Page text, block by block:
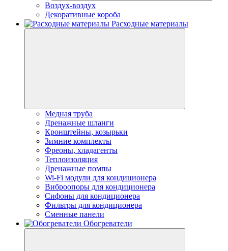
Воздух-воздух
Декоративные короба
Расходные материалы
Медная труба
Дренажные шланги
Кронштейны, козырьки
Зимние комплекты
Фреоны, хладагенты
Теплоизоляция
Дренажные помпы
Wi-Fi модули для кондиционера
Виброопоры для кондиционера
Сифоны для кондиционера
Фильтры для кондиционера
Сменные панели
Обогреватели